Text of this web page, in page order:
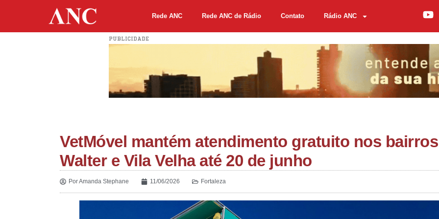
Rede ANC Rede ANC de Rádio Contato Rádio ANC
PUBLICIDADE
VetMóvel mantém atendimento gratuito nos
Walter e Vila Velha até 20 de junho
PorAmanda Stephane 11/06/2026 Fortaleza